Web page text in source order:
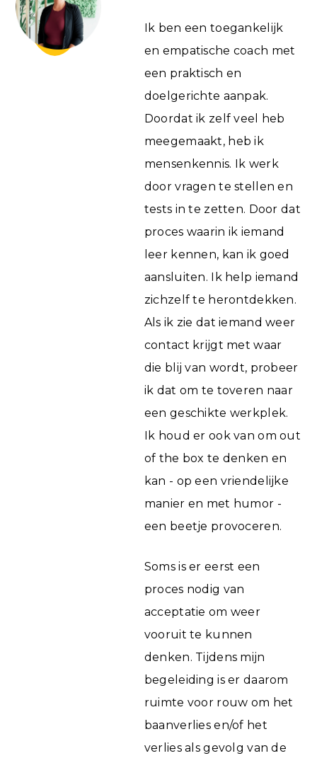
Ik ben een toegankelijk
en empatische coach met
een praktisch en
doelgerichte aanpak.
Doordat ik zelf veel heb
meegemaakt, heb ik
mensenkennis. Ik werk
door vragen te stellen en
tests in te zetten. Door dat
proces waarin ik iemand
leer kennen, kan ik goed
aansluiten. Ik help iemand
zichzelf te herontdekken.
Als ik zie dat iemand weer
contact krijgt met waar
die blij van wordt, probeer
ik dat om te toveren naar
een geschikte werkplek.
Ik houd er ook van om out
of the box te denken en
kan - op een vriendelijke
manier en met humor -
een beetje provoceren.
Soms is er eerst een
proces nodig van
acceptatie om weer
vooruit te kunnen
denken. Tijdens mijn
begeleiding is er daarom
ruimte voor rouw om het
baanverlies en/of het
verlies als gevolg van de